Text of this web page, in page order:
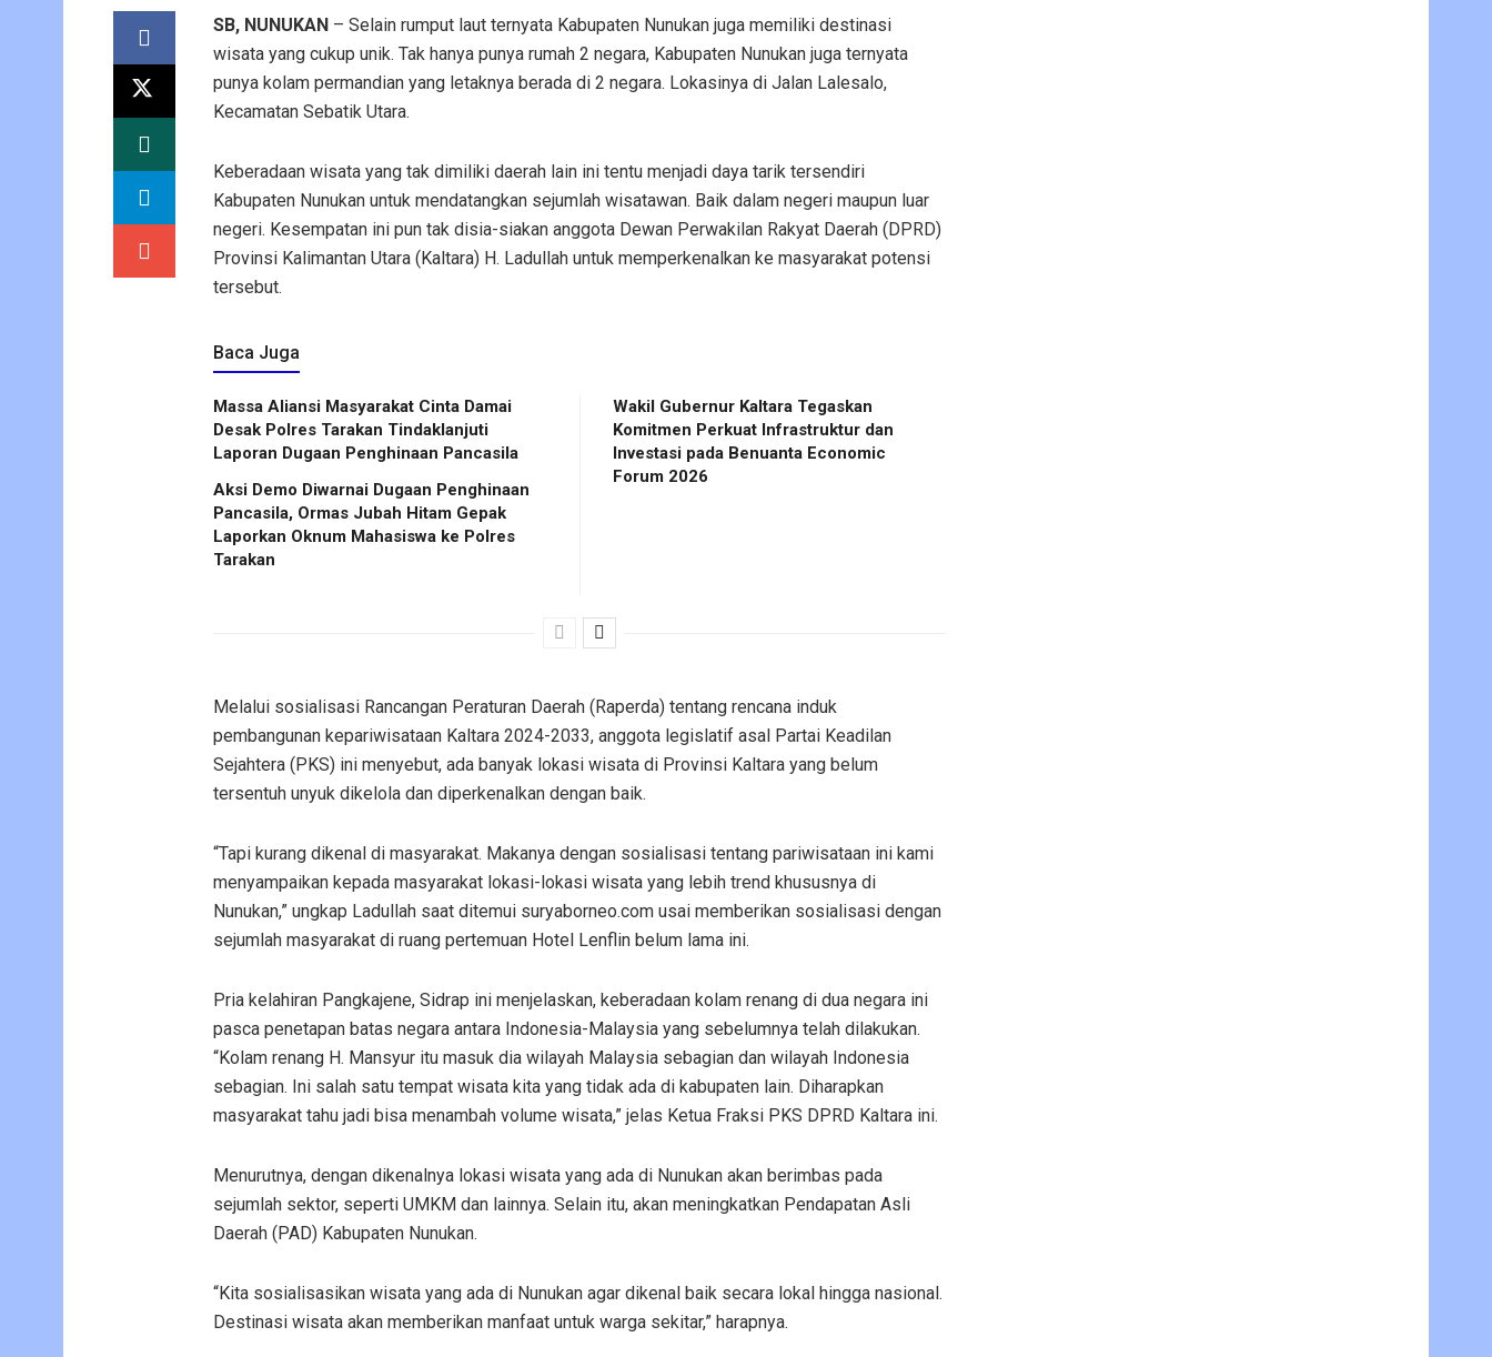
SB, NUNUKAN – Selain rumput laut ternyata Kabupaten Nunukan juga memiliki destinasi
wisata yang cukup unik. Tak hanya punya rumah 2 negara, Kabupaten Nunukan juga ternyata
punya kolam permandian yang letaknya berada di 2 negara. Lokasinya di Jalan Lalesalo,
Kecamatan Sebatik Utara.
Keberadaan wisata yang tak dimiliki daerah lain ini tentu menjadi daya tarik tersendiri
Kabupaten Nunukan untuk mendatangkan sejumlah wisatawan. Baik dalam negeri maupun luar
negeri. Kesempatan ini pun tak disia-siakan anggota Dewan Perwakilan Rakyat Daerah (DPRD)
Provinsi Kalimantan Utara (Kaltara) H. Ladullah untuk memperkenalkan ke masyarakat potensi
tersebut.
Baca Juga
Massa Aliansi Masyarakat Cinta Damai
Desak Polres Tarakan Tindaklanjuti
Laporan Dugaan Penghinaan Pancasila
Aksi Demo Diwarnai Dugaan Penghinaan
Pancasila, Ormas Jubah Hitam Gepak
Laporkan Oknum Mahasiswa ke Polres
Tarakan
Wakil Gubernur Kaltara Tegaskan
Komitmen Perkuat Infrastruktur dan
Investasi pada Benuanta Economic
Forum 2026
Melalui sosialisasi Rancangan Peraturan Daerah (Raperda) tentang rencana induk
pembangunan kepariwisataan Kaltara 2024-2033, anggota legislatif asal Partai Keadilan
Sejahtera (PKS) ini menyebut, ada banyak lokasi wisata di Provinsi Kaltara yang belum
tersentuh unyuk dikelola dan diperkenalkan dengan baik.
“Tapi kurang dikenal di masyarakat. Makanya dengan sosialisasi tentang pariwisataan ini kami
menyampaikan kepada masyarakat lokasi-lokasi wisata yang lebih trend khususnya di
Nunukan,” ungkap Ladullah saat ditemui suryaborneo.com usai memberikan sosialisasi dengan
sejumlah masyarakat di ruang pertemuan Hotel Lenflin belum lama ini.
Pria kelahiran Pangkajene, Sidrap ini menjelaskan, keberadaan kolam renang di dua negara ini
pasca penetapan batas negara antara Indonesia-Malaysia yang sebelumnya telah dilakukan.
“Kolam renang H. Mansyur itu masuk dia wilayah Malaysia sebagian dan wilayah Indonesia
sebagian. Ini salah satu tempat wisata kita yang tidak ada di kabupaten lain. Diharapkan
masyarakat tahu jadi bisa menambah volume wisata,” jelas Ketua Fraksi PKS DPRD Kaltara ini.
Menurutnya, dengan dikenalnya lokasi wisata yang ada di Nunukan akan berimbas pada
sejumlah sektor, seperti UMKM dan lainnya. Selain itu, akan meningkatkan Pendapatan Asli
Daerah (PAD) Kabupaten Nunukan.
“Kita sosialisasikan wisata yang ada di Nunukan agar dikenal baik secara lokal hingga nasional.
Destinasi wisata akan memberikan manfaat untuk warga sekitar,” harapnya.